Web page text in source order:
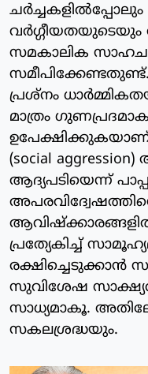
വര്‍ഗ്ഗീയതയുടെയും
സമകാലിക
സമീപിക്കേണ്ടതുണ്ട്.
പ്രശ്‌നം
മാത്രം
(social
ആദ്യപടിയെന്ന്
പ്രത്യേകിച്ച്
രക്ഷിച്ചെടുക്കാന്‍
സുവിശേഷ
സാധ്യമാകൂ.
സകലശ്രദ്ധയും.